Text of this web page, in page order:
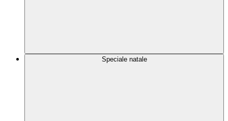
Speciale natale